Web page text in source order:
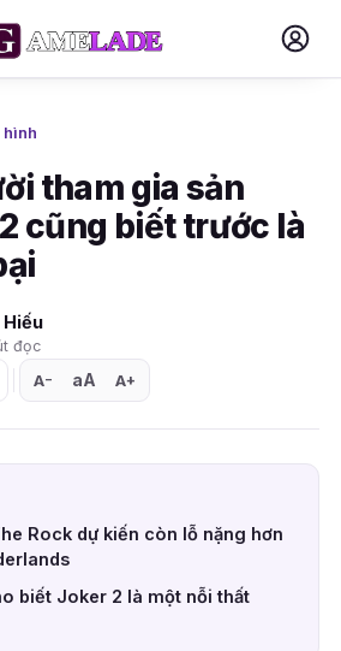
hình
tham gia sản
cũng biết trước là
đọc
A− aA A+
Rock dự kiến còn lỗ nặng hơn
biết Joker 2 là một nỗi thất